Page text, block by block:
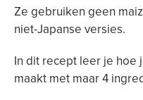
Ze gebruiken geen
niet-Japanse versies.
In dit recept leer je hoe
maakt met maar 4